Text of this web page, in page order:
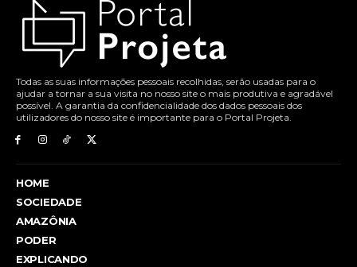
Todas as suas informações pessoais recolhidas, serão usadas para o
ajudar a tornar a sua visita no nosso site o mais produtiva e agradável
possível. A garantia da confidencialidade dos dados pessoais dos
utilizadores do nosso site é importante para o Portal Projeta.
HOME
SOCIEDADE
AMAZÔNIA
PODER
EXPLICANDO